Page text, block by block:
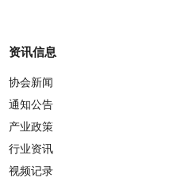
资讯信息
协会新闻
通知公告
产业政策
行业资讯
视频记录